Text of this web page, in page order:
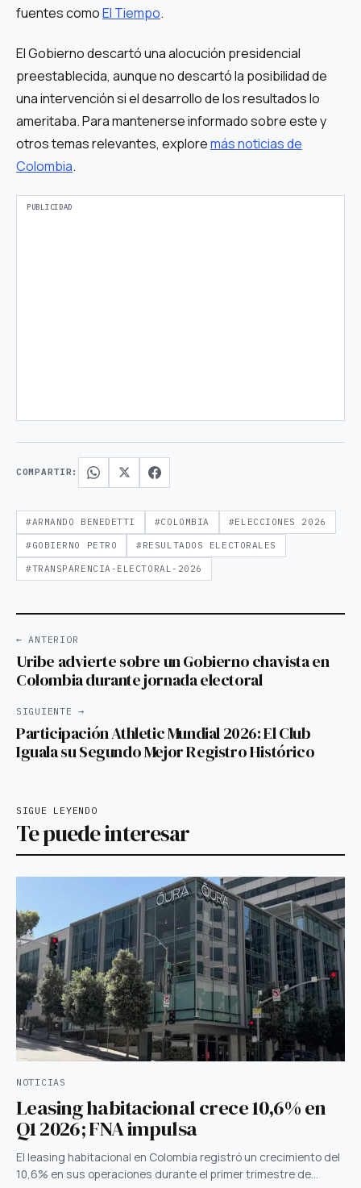
fuentes comoEl Tiempo.
El Gobierno descartó una alocución presidencial
preestablecida, aunque no descartó la posibilidad de
una intervención si el desarrollo de los resultados lo
ameritaba. Para mantenerse informado sobre este y
otros temas relevantes, exploremás noticias de
Colombia.
COMPARTIR:
#ARMANDO BENEDETTI #COLOMBIA #ELECCIONES 2026
#GOBIERNO PETRO #RESULTADOS ELECTORALES
#TRANSPARENCIA-ELECTORAL-2026
← ANTERIOR
Uribe advierte sobre un Gobierno chavista en
Colombia durante jornada electoral
SIGUIENTE →
Participación Athletic Mundial 2026: El Club
Iguala su Segundo Mejor Registro Histórico
SIGUE LEYENDO
Te puede interesar
NOTICIAS
Leasing habitacional crece 10,6% en
Q1 2026; FNA impulsa
El leasing habitacional en Colombia registró un crecimiento del
10,6% en sus operaciones durante el primer trimestre de…